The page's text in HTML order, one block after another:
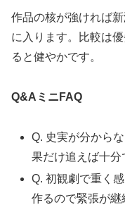
作品の核が強ければ
に入ります。比較は優
ると健やかです。
Q&AミニFAQ
Q. 史実が分から
果だけ追えば十分
Q. 初観劇で重く
作るので緊張が継